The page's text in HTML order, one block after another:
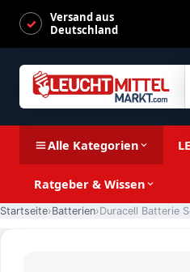
Versand aus
Deutschland
Alle Kategorien
Ratgeber & Wissen
Startseite Batterien Duracell Batterie
Duracell Batterie Security N